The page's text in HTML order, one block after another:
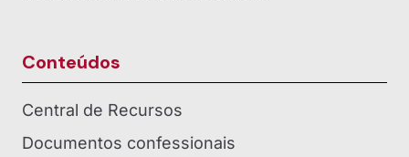
Conteúdos
Central de Recursos
Documentos confessionais